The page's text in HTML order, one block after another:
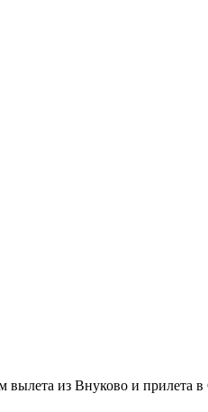
из Внуково и прилета